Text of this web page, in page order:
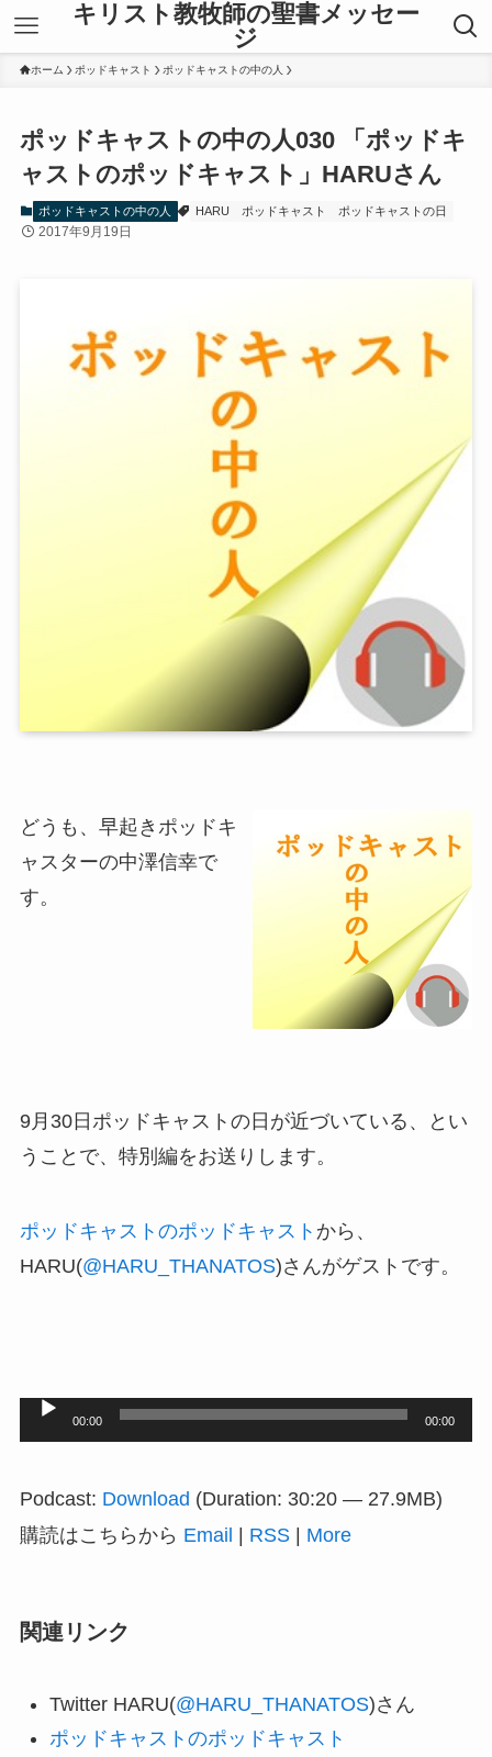
キリスト教牧師の聖書メッセー
ジ
ホーム ポッドキャスト ポッドキャストの中の人
ポッドキャストの中の人030 「ポッドキ
ャストのポッドキャスト」HARUさん
ポッドキャストの中の人 HARU ポッドキャスト ポッドキャストの日
2017年9月19日
どうも、早起きポッドキ
ャスターの中澤信幸で
す。
9月30日ポッドキャストの日が近づいている、とい
うことで、特別編をお送りします。
ポッドキャストのポッドキャスト から、
HARU(@HARU_THANATOS)さんがゲストです。
レ
ー
00:00 00:00
Podcast: Download (Duration: 30:20 — 27.9MB)
購読はこちらから Email | RSS| More
関連リンク
Twitter HARU(@HARU_THANATOS)さん
ポッドキャストのポッドキャスト